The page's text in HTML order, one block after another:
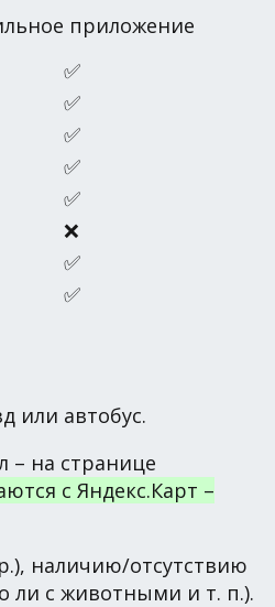
приложение
✅
✅
✅
✅
✅
❌
✅
✅
или автобус.
на странице
с Яндекс.Карт –
наличию/отсутствию
ли с животными и т. п.).